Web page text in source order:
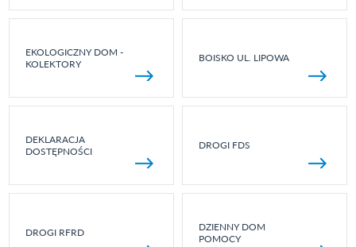
EKOLOGICZNY DOM -
KOLEKTORY
BOISKO UL. LIPOWA
DEKLARACJA
DOSTĘPNOŚCI
DROGI FDS
DROGI RFRD
DZIENNY DOM
POMOCY